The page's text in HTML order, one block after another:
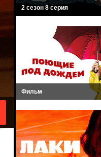
2 сезон 8 серия
Фильм